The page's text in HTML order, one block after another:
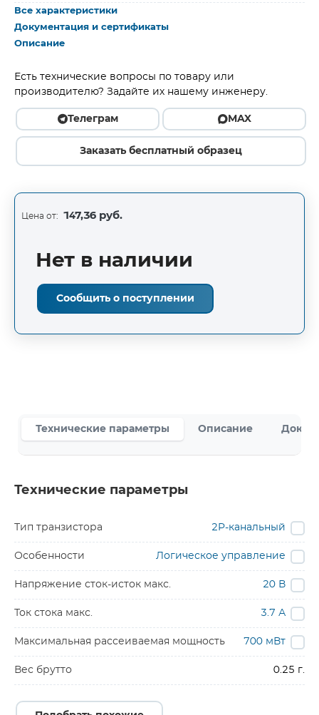
Все характеристики
Документация и сертификаты
Описание
Есть технические вопросы по товару или
производителю? Задайте их нашему инженеру.
Телеграм MAX
Заказать бесплатный образец
Цена от: 147,36 руб.
Нет в наличии
Сообщить о поступлении
Технические параметры Описание
Технические параметры
Тип транзистора 2P-канальный
Особенности Логическое управление
Напряжение сток-исток макс. 20 В
Ток стока макс. 3.7 А
Максимальная рассеиваемая мощность 700 мВт
Вес брутто 0.25 г.